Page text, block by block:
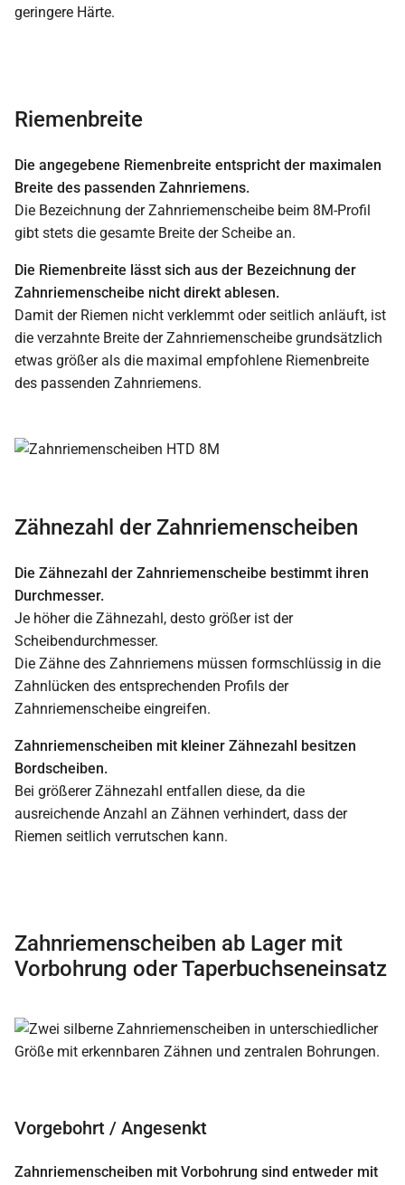
geringere Härte.
Riemenbreite
Die angegebene Riemenbreite entspricht der maximalen
Breite des passenden Zahnriemens.
Die Bezeichnung der Zahnriemenscheibe beim 8M-Profil
gibt stets die gesamte Breite der Scheibe an.
Die Riemenbreite lässt sich aus der Bezeichnung der
Zahnriemenscheibe nicht direkt ablesen.
Damit der Riemen nicht verklemmt oder seitlich anläuft, ist
die verzahnte Breite der Zahnriemenscheibe grundsätzlich
etwas größer als die maximal empfohlene Riemenbreite
des passenden Zahnriemens.
Zähnezahl der Zahnriemenscheiben
Die Zähnezahl der Zahnriemenscheibe bestimmt ihren
Durchmesser.
Je höher die Zähnezahl, desto größer ist der
Scheibendurchmesser.
Die Zähne des Zahnriemens müssen formschlüssig in die
Zahnlücken des entsprechenden Profils der
Zahnriemenscheibe eingreifen.
Zahnriemenscheiben mit kleiner Zähnezahl besitzen
Bordscheiben.
Bei größerer Zähnezahl entfallen diese, da die
ausreichende Anzahl an Zähnen verhindert, dass der
Riemen seitlich verrutschen kann.
Zahnriemenscheiben ab Lager mit
Vorbohrung oder Taperbuchseneinsatz
Vorgebohrt / Angesenkt
Zahnriemenscheiben mit Vorbohrung sind entweder mit